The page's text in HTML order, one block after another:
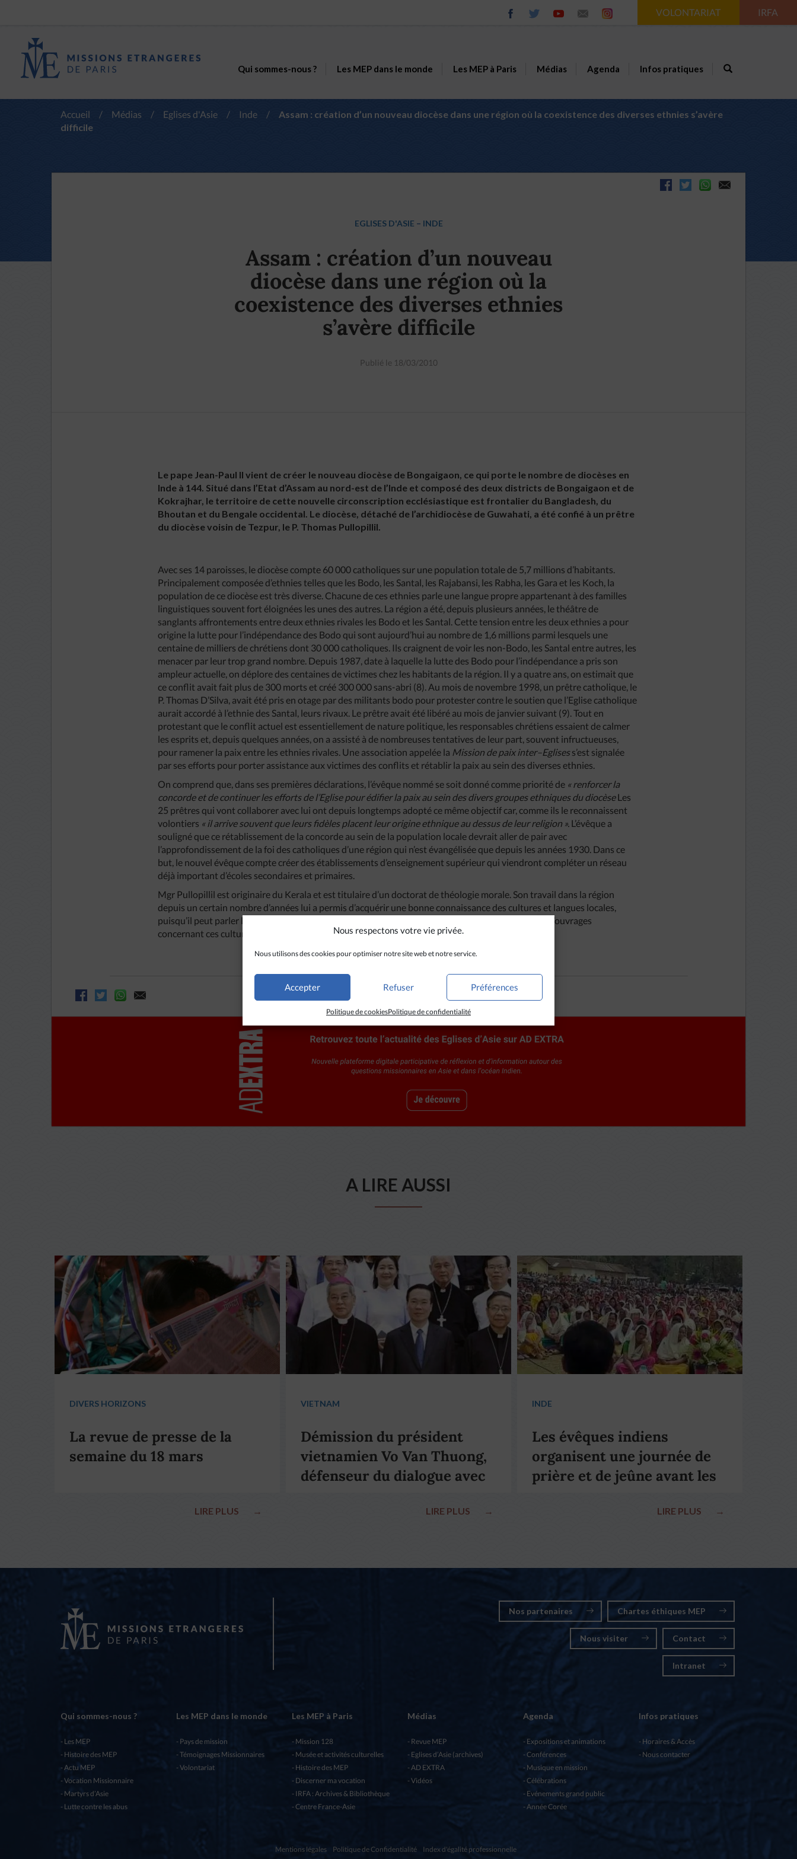
Nous respectons votre vie privée.
Nous utilisons des cookies pour optimiser notre site web et notre service.
Accepter Refuser Préférences
Politique de cookiesPolitique de confidentialité
VOLONTARIAT IRFA
Qui sommes-nous ? Les MEP dans le monde Les MEP à Paris Médias Agenda Infos pratiques
Accueil / Médias / Eglises d'Asie / Inde /
Assam : création d’un nouveau diocèse dans une région où la coexistence des diverses ethnies s’avère
difficile
EGLISES D'ASIE – INDE
Assam : création d’un nouveau
diocèse dans une région où la
coexistence des diverses ethnies
s’avère difficile
Publié le 18/03/2010
Le pape Jean-Paul II vient de créer le nouveau diocèse de Bongaigaon, ce qui porte le nombre de diocèses en
Inde à 144. Situé dans l’Etat d’Assam au nord-est de l’Inde et composé des deux districts de Bongaigaon et de
Kokrajhar, le territoire de cette nouvelle circonscription ecclésiastique est frontalier du Bangladesh, du
Bhoutan et du Bengale occidental. Le diocèse, détaché de l’archidiocèse de Guwahati, a été confié à un prêtre
du diocèse voisin de Tezpur, le P. Thomas Pullopillil.
Avec ses 14 paroisses, le diocèse compte 60 000 catholiques sur une population totale de 5,7 millions d’habitants.
Principalement composée d’ethnies telles que les Bodo, les Santal, les Rajabansi, les Rabha, les Gara et les Koch, la
population de ce diocèse est très diverse. Chacune de ces ethnies parle une langue propre appartenant à des familles
linguistiques souvent fort éloignées les unes des autres. La région a été, depuis plusieurs années, le théâtre de
sanglants affrontements entre deux ethnies rivales les Bodo et les Santal. Cette tension entre les deux ethnies a pour
origine la lutte pour l’indépendance des Bodo qui sont aujourd’hui au nombre de 1,6 millions parmi lesquels une
centaine de milliers de chrétiens dont 30 000 catholiques. Ils craignent de voir les non-Bodo, les Santal entre autres, les
menacer par leur trop grand nombre. Depuis 1987, date à laquelle la lutte des Bodo pour l’indépendance a pris son
ampleur actuelle, on déplore des centaines de victimes chez les habitants de la région. Il y a quatre ans, on estimait que
ce conflit avait fait plus de 300 morts et créé 300 000 sans-abri (8). Au mois de novembre 1998, un prêtre catholique, le
P. Thomas D’Silva, avait été pris en otage par des militants bodo pour protester contre le soutien que l’Eglise catholique
aurait accordé à l’ethnie des Santal, leurs rivaux. Le prêtre avait été libéré au mois de janvier suivant (9). Tout en
protestant que le conflit actuel est essentiellement de nature politique, les responsables chrétiens essaient de calmer
les esprits et, depuis quelques années, on a assisté à de nombreuses tentatives de leur part, souvent infructueuses,
pour ramener la paix entre les ethnies rivales. Une association appelée la Mission depaix inter–Eglisess’est signalée
par ses efforts pour porter assistance aux victimes des conflits et rétablir la paix au sein des diverses ethnies.
On comprend que, dans ses premières déclarations, l’évêque nommé se soit donné comme priorité de «renforcerla
concordeetdecontinuerleseffortsde l’Eglisepourédifierlapaixausein desdivers groupesethniquesdudiocèseLes
25 prêtres qui vont collaborer avec lui ont depuis longtemps adopté ce même objectif car, comme ils le reconnaissent
volontiers « ilarrivesouventque leurs fidèlesplacent leurorigineethniqueaudessusde leurreligion ». L’évêque a
souligné que ce rétablissement de la concorde au sein de la population locale devrait aller de pair avec
l’approfondissement de la foi des catholiques d’une région qui n’est évangélisée que depuis les années 1930. Dans ce
but, le nouvel évêque compte créer des établissements d’enseignement supérieur qui viendront compléter un réseau
déjà important d’écoles secondaires et primaires.
Mgr Pullopillil est originaire du Kerala et est titulaire d’un doctorat de théologie morale. Son travail dans la région
depuis un certain nombre d’années lui a permis d’acquérir une bonne connaissance des cultures et langues locales,
puisqu’il peut parler l’hindi, l’assami, le sadri, le santali, le bodo. Il est l’auteur d’un certain nombre d’ouvrages
concernant ces cultures régionales où il a été appelé à travailler.
A LIRE AUSSI
DIVERS HORIZONS
La revue de presse de la
semaine du 18 mars
LIRE PLUS →
VIETNAM
Démission du président
vietnamien Vo Van Thuong,
défenseur du dialogue avec
LIRE PLUS →
INDE
Les évêques indiens
organisent une journée de
prière et de jeûne avant les
LIRE PLUS →
Nos partenaires Chartes éthiques MEP
Nous visiter Contact
Intranet
Qui sommes-nous ?
Les MEP
Histoire des MEP
Actu MEP
Vocation Missionnaire
Martyrs d’Asie
Lutte contre les abus
Les MEP dans le monde
Pays de mission
Témoignages Missionnaires
Volontariat
Les MEP à Paris
Mission 128
Musée et activités culturelles
Histoire des MEP
Discerner ma vocation
IRFA : Archives & Bibliothèque
Centre France-Asie
Médias
Revue MEP
Eglises d’Asie (archives)
AD EXTRA
Vidéos
Agenda
Expositions et animations
Conférences
Musique en mission
Célébrations
Evénements grand public
Année Corée
Infos pratiques
Horaires & Accès
Nous contacter
Mentions légales Politique de Confidentialité Index d'égalité professionnelle